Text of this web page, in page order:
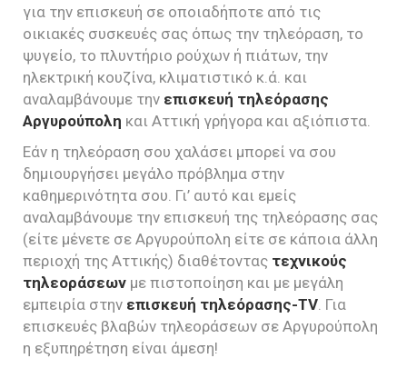
για την επισκευή σε οποιαδήποτε από τις
οικιακές συσκευές σας όπως την τηλεόραση, το
ψυγείο, το πλυντήριο ρούχων ή πιάτων, την
ηλεκτρική κουζίνα, κλιματιστικό κ.ά. και
αναλαμβάνουμε την επισκευή τηλεόρασης
Αργυρούπολη και Αττική γρήγορα και αξιόπιστα.
Εάν η τηλεόραση σου χαλάσει μπορεί να σου
δημιουργήσει μεγάλο πρόβλημα στην
καθημερινότητα σου. Γι’ αυτό και εμείς
αναλαμβάνουμε την επισκευή της τηλεόρασης σας
(είτε μένετε σε Αργυρούπολη είτε σε κάποια άλλη
περιοχή της Αττικής) διαθέτοντας τεχνικούς
τηλεοράσεων με πιστοποίηση και με μεγάλη
εμπειρία στην επισκευή τηλεόρασης-TV . Για
επισκευές βλαβών τηλεοράσεων σε Αργυρούπολη
η εξυπηρέτηση είναι άμεση!